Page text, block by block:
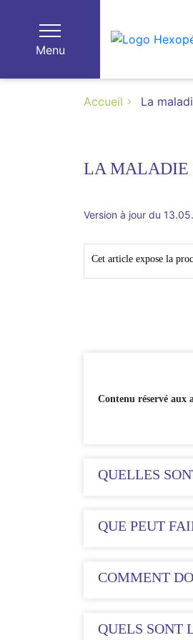
Menu
Accueil La
LA MALADIE
Version à jour du
Cet article expose la
Contenu réservé aux
QUELLES
QUE PEUT
COMMENT
QUELS SONT